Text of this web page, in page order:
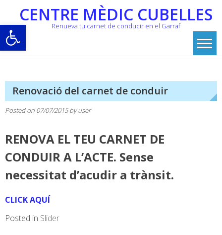
Obre la barra d'eines
content
CENTRE MÈDIC CUBELLES
Renueva tu carnet de conducir en el Garraf
Renovació del carnet de conduir
Posted on 07/07/2015byuser
RENOVA EL TEU CARNET DE
CONDUIR A L’ACTE. Sense
necessitat d’acudir a trànsit.
CLICK AQUÍ
Posted in Slider